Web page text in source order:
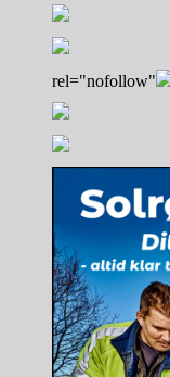
rel="nofollow"